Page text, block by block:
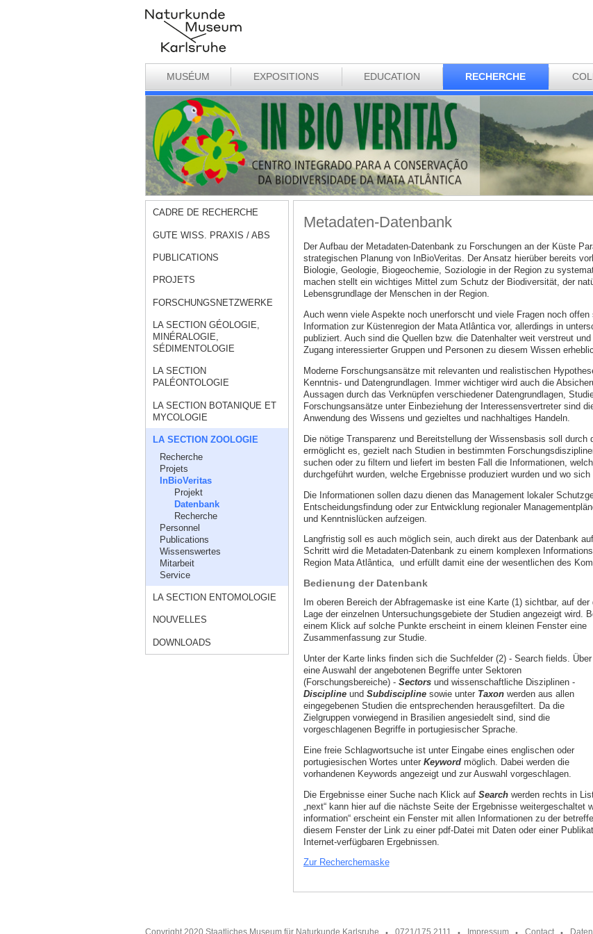
MUSÉUM EXPOSITIONS EDUCATION RECHERCHE
CADRE DE RECHERCHE
GUTE WISS. PRAXIS / ABS
PUBLICATIONS
PROJETS
FORSCHUNGSNETZWERKE
LA SECTION GÉOLOGIE,
MINÉRALOGIE,
SÉDIMENTOLOGIE
LA SECTION
PALÉONTOLOGIE
LA SECTION BOTANIQUE ET
MYCOLOGIE
LA SECTION ZOOLOGIE
Recherche
Projets
InBioVeritas
Projekt
Datenbank
Recherche
Personnel
Publications
Wissenswertes
Mitarbeit
Service
LA SECTION ENTOMOLOGIE
NOUVELLES
DOWNLOADS
Metadaten-Datenbank
Der Aufbau der Metadaten-Datenbank zu Forschungen an der Küste
strategischen Planung von InBioVeritas. Der Ansatz hierüber bereits
Biologie, Geologie, Biogeochemie, Soziologie in der Region zu
machen stellt ein wichtiges Mittel zum Schutz der Biodiversität, der
Lebensgrundlage der Menschen in der Region.
Auch wenn viele Aspekte noch unerforscht und viele Fragen noch
Information zur Küstenregion der Mata Atlântica vor, allerdings in
publiziert. Auch sind die Quellen bzw. die Datenhalter weit verstreut
Zugang interessierter Gruppen und Personen zu diesem Wissen
Moderne Forschungsansätze mit relevanten und realistischen
Kenntnis- und Datengrundlagen. Immer wichtiger wird auch die
Aussagen durch das Verknüpfen verschiedener Datengrundlagen,
Forschungsansätze unter Einbeziehung der Interessensvertreter sind
Anwendung des Wissens und gezieltes und nachhaltiges Handeln.
Die nötige Transparenz und Bereitstellung der Wissensbasis soll durch
ermöglicht es, gezielt nach Studien in bestimmten
suchen oder zu filtern und liefert im besten Fall die Informationen,
durchgeführt wurden, welche Ergebnisse produziert wurden und wo sich
Die Informationen sollen dazu dienen das Management lokaler
Entscheidungsfindung oder zur Entwicklung regionaler
und Kenntnislücken aufzeigen.
Langfristig soll es auch möglich sein, auch direkt aus der Datenbank
Schritt wird die Metadaten-Datenbank zu einem komplexen
Region Mata Atlântica, und erfüllt damit eine der wesentlichen des
Bedienung der Datenbank
Im oberen Bereich der Abfragemaske ist eine Karte (1) sichtbar, auf der
Lage der einzelnen Untersuchungsgebiete der Studien angezeigt wird.
einem Klick auf solche Punkte erscheint in einem kleinen Fenster eine
Zusammenfassung zur Studie.
Unter der Karte links finden sich die Suchfelder (2) - Search fields. Über
eine Auswahl der angebotenen Begriffe unter Sektoren
(Forschungsbereiche) - Sectors und wissenschaftliche Disziplinen -
Discipline und Subdisciplinesowie unter Taxon werden aus allen
eingegebenen Studien die entsprechenden herausgefiltert. Da die
Zielgruppen vorwiegend in Brasilien angesiedelt sind, sind die
vorgeschlagenen Begriffe in portugiesischer Sprache.
Eine freie Schlagwortsuche ist unter Eingabe eines englischen oder
portugiesischen Wortes unter Keyword möglich. Dabei werden die
vorhandenen Keywords angezeigt und zur Auswahl vorgeschlagen.
Die Ergebnisse einer Suche nach Klick auf Search werden rechts in
„next“ kann hier auf die nächste Seite der Ergebnisse weitergeschaltet
information“ erscheint ein Fenster mit allen Informationen zu der
diesem Fenster der Link zu einer pdf-Datei mit Daten oder einer
Internet-verfügbaren Ergebnissen.
Zur Recherchemaske
Copyright 2020 Staatliches Museum für Naturkunde Karlsruhe 0721/175 2111 Impressum Contact